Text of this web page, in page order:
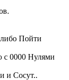
Пойти
с 0000 Нулями
и Сосут..